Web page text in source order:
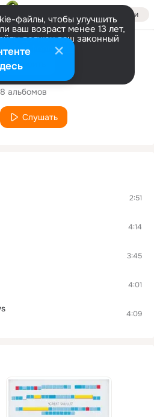
Войти
файлы, чтобы улучшить
ваш возраст менее 13 лет,
должен ваш законный
информации
Настроить
Исполнитель
Boats
8 альбомов
Слушать
2:51
4:14
3:45
4:01
4:09